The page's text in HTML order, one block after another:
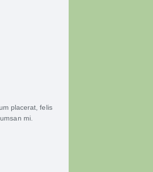
placerat, felis
mi.